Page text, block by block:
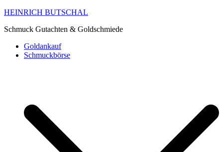
HEINRICH BUTSCHAL
Schmuck Gutachten & Goldschmiede
Goldankauf
Schmuckbörse